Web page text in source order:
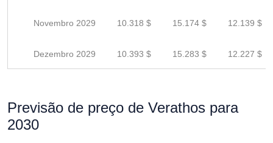
Novembro 2029 10.318 $ 15.174 $ 12.139 $
Dezembro 2029 10.393 $ 15.283 $ 12.227 $
Previsão de preço de Verathos para
2030